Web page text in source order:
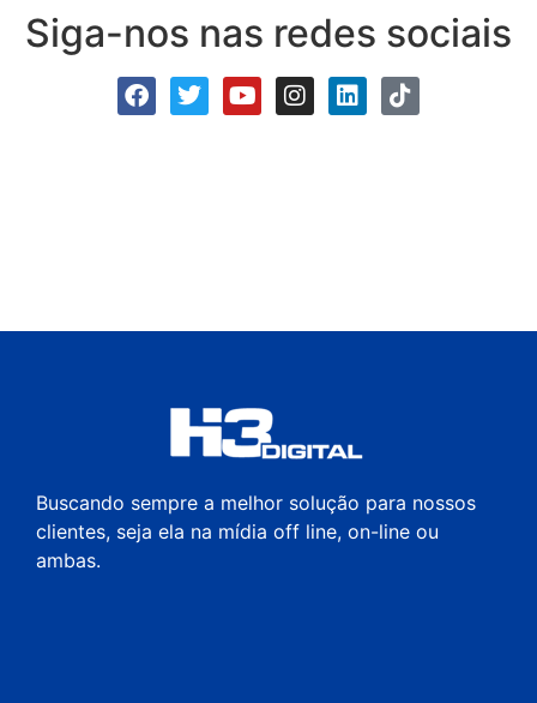
Siga-nos nas redes sociais
Buscando sempre a melhor solução para nossos
clientes, seja ela na mídia off line, on-line ou
ambas.